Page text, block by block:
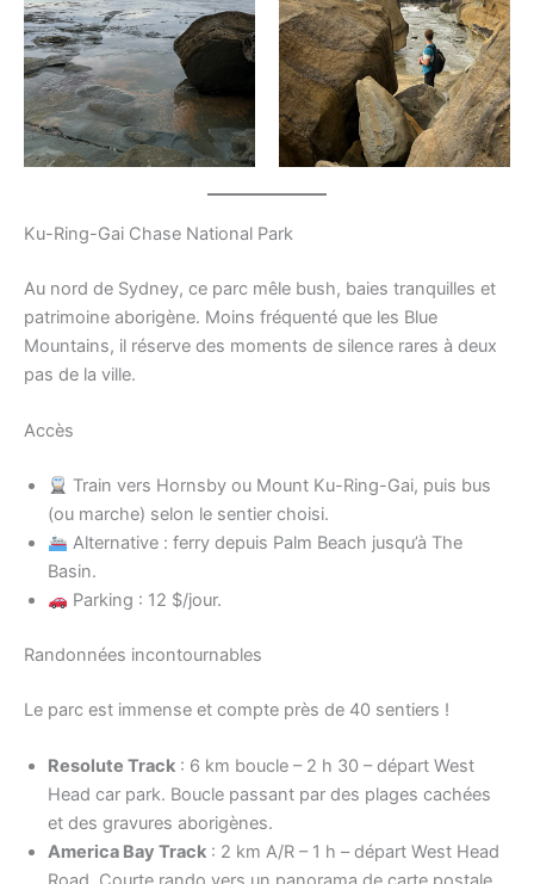
Ku-Ring-Gai Chase National Park
Au nord de Sydney, ce parc mêle bush, baies tranquilles et
patrimoine aborigène. Moins fréquenté que les Blue
Mountains, il réserve des moments de silence rares à deux
pas de la ville.
Accès
Train vers Hornsby ou Mount Ku-Ring-Gai, puis bus
(ou marche) selon le sentier choisi.
Alternative : ferry depuis Palm Beach jusqu’à The
Basin.
Parking : 12 $/jour.
Randonnées incontournables
Le parc est immense et compte près de 40 sentiers !
Resolute Track : 6 km boucle – 2 h 30 – départ West
Head car park. Boucle passant par des plages cachées
et des gravures aborigènes.
America Bay Track : 2 km A/R – 1 h – départ West Head